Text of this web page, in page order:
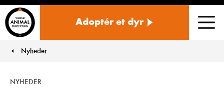
Adoptér et dyr
You are here:
Nyheder
NYHEDER